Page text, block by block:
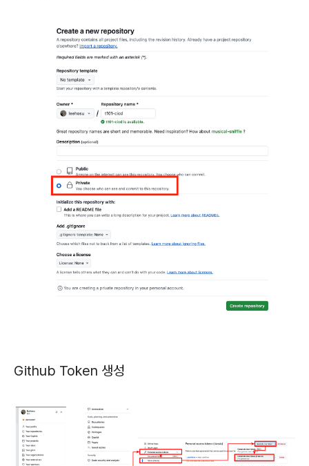
Github Token 생성